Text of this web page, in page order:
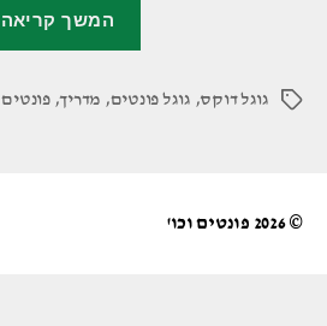
המשך קריאה
תגיותגוגל דוקס, גוגל פונטים, מדריך,פונטים
© 2026 פונטים וכו'